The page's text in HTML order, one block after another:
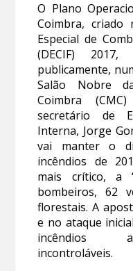
O Plano
Coimbra,
Especial de
(DECIF)
publicamente,
Salão Nobre
Coimbra
secretário de
Interna, Jorge
vai manter o
incêndios de
mais crítico, a
bombeiros, 62
florestais. A
e no ataque
incêndios
incontroláveis.